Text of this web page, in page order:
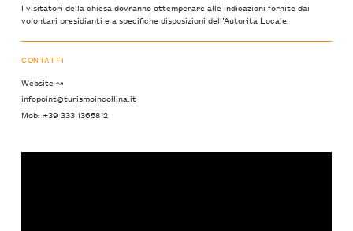
I visitatori della chiesa dovranno ottemperare alle indicazioni fornite dai
volontari presidianti e a specifiche disposizioni dell’Autorità Locale.
CONTATTI
Website ↝
infopoint@turismoincollina.it
Mob: +39 333 1365812